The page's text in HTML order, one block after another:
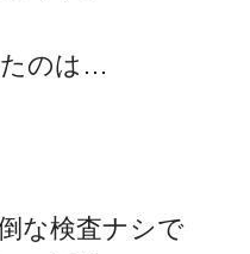
のは…
な検査ナシで